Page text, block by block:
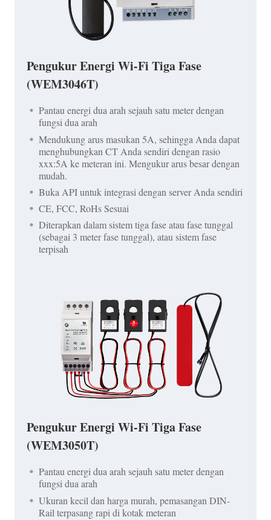
Pengukur Energi Wi-Fi Tiga Fase
(WEM3046T)
Pantau energi dua arah sejauh satu meter dengan
fungsi dua arah
Mendukung arus masukan 5A, sehingga Anda dapat
menghubungkan CT Anda sendiri dengan rasio
xxx:5A ke meteran ini. Mengukur arus besar dengan
mudah.
Buka API untuk integrasi dengan server Anda sendiri
CE, FCC, RoHs Sesuai
Diterapkan dalam sistem tiga fase atau fase tunggal
(sebagai 3 meter fase tunggal), atau sistem fase
terpisah
Pengukur Energi Wi-Fi Tiga Fase
(WEM3050T)
Pantau energi dua arah sejauh satu meter dengan
fungsi dua arah
Ukuran kecil dan harga murah, pemasangan DIN-
Rail terpasang rapi di kotak meteran